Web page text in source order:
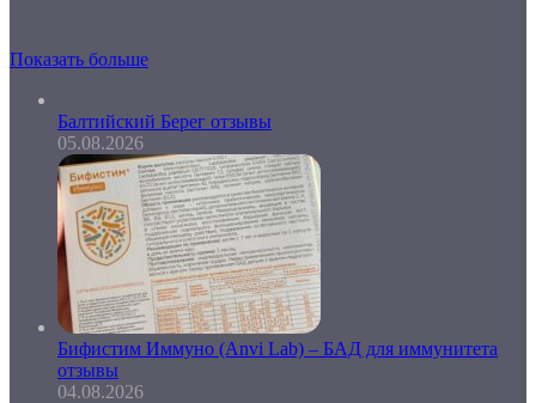
Показать больше
Балтийский Берег отзывы
05.08.2026
Бифистим Иммуно (Anvi Lab) – БАД для иммунитета
отзывы
04.08.2026